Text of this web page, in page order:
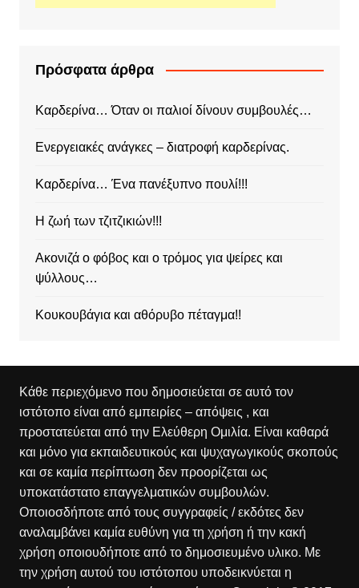
Πρόσφατα άρθρα
Καρδερίνα… Όταν οι παλιοί δίνουν συμβουλές…
Ενεργειακές ανάγκες – διατροφή καρδερίνας.
Καρδερίνα… Ένα πανέξυπνο πουλί!!!
Η ζωή των τζιτζικιών!!!
Ακονιζά ο φόβος και ο τρόμος για ψείρες και
ψύλλους…
Κουκουβάγια και αθόρυβο πέταγμα!!
Κάθε περιεχόμενο που δημοσιεύεται σε αυτό τον
ιστότοπο είναι από εμπειρίες – απόψεις , και
προστατεύεται από την Ελεύθερη Ομιλία. Είναι καθαρά
και μόνο για εκπαιδευτικούς και ψυχαγωγικούς σκοπούς
και σε καμία περίπτωση δεν προορίζεται ως
υποκατάστατο επαγγελματικών συμβουλών.
Οποιοσδήποτε από τους συγγραφείς / εκδότες δεν
αναλαμβάνει καμία ευθύνη για τη χρήση ή την κακή
χρήση οποιουδήποτε από το δημοσιευμένο υλικο. Με
την χρήση αυτού του ιστότοπου υποδεικνύεται η